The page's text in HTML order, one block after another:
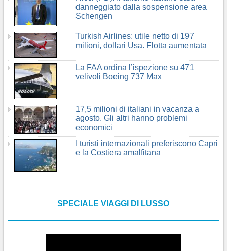
danneggiato dalla sospensione area
Schengen
Turkish Airlines: utile netto di 197
milioni, dollari Usa. Flotta aumentata
La FAA ordina l’ispezione su 471
velivoli Boeing 737 Max
17,5 milioni di italiani in vacanza a
agosto. Gli altri hanno problemi
economici
I turisti internazionali preferiscono Capri
e la Costiera amalfitana
SPECIALE VIAGGI DI LUSSO